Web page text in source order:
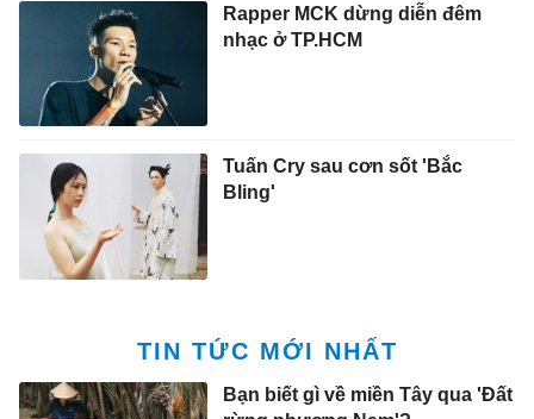
Rapper MCK dừng diễn đêm
nhạc ở TP.HCM
Tuấn Cry sau cơn sốt 'Bắc
Bling'
TIN TỨC MỚI NHẤT
Bạn biết gì về miền Tây qua 'Đất